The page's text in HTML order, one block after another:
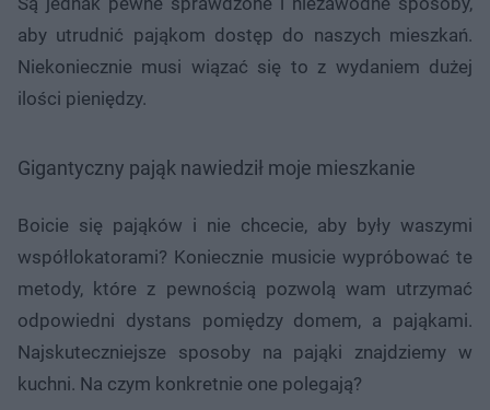
aby utrudnić pająkom dostęp do naszych mieszkań.
Niekoniecznie musi wiązać się to z wydaniem dużej
ilości pieniędzy.
Gigantyczny pająk nawiedził moje mieszkanie
Boicie się pająków i nie chcecie, aby były waszymi
współlokatorami? Koniecznie musicie wypróbować te
metody, które z pewnością pozwolą wam utrzymać
odpowiedni dystans pomiędzy domem, a pająkami.
Najskuteczniejsze sposoby na pająki znajdziemy w
kuchni. Na czym konkretnie one polegają?